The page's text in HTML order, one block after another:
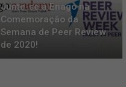
Junte-se à Enago na
Comemoração da
Semana de Peer Review
de 2020!